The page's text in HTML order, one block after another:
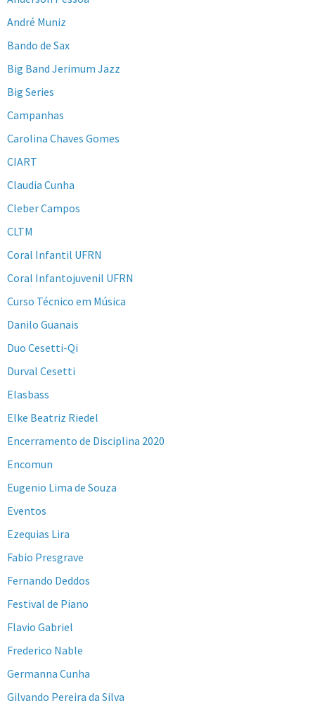
André Muniz
Bando de Sax
Big Band Jerimum Jazz
Big Series
Campanhas
Carolina Chaves Gomes
CIART
Claudia Cunha
Cleber Campos
CLTM
Coral Infantil UFRN
Coral Infantojuvenil UFRN
Curso Técnico em Música
Danilo Guanais
Duo Cesetti-Qi
Durval Cesetti
Elasbass
Elke Beatriz Riedel
Encerramento de Disciplina 2020
Encomun
Eugenio Lima de Souza
Eventos
Ezequias Lira
Fabio Presgrave
Fernando Deddos
Festival de Piano
Flavio Gabriel
Frederico Nable
Germanna Cunha
Gilvando Pereira da Silva